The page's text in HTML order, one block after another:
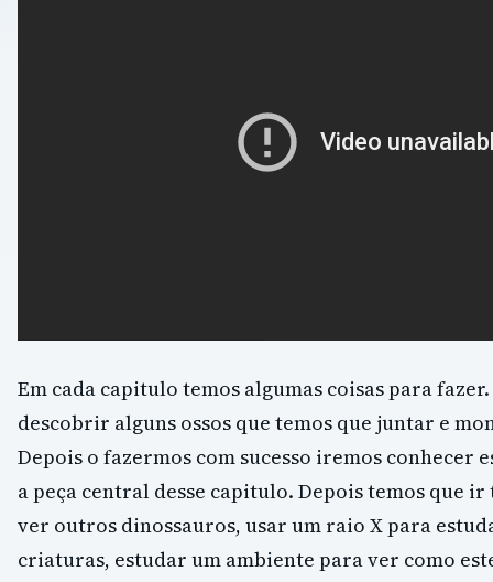
Em cada capitulo temos algumas coisas para
descobrir alguns ossos que temos que juntar e
Depois o fazermos com sucesso iremos conhecer
a peça central desse capitulo. Depois temos que
ver outros dinossauros, usar um raio X para
criaturas, estudar um ambiente para ver como